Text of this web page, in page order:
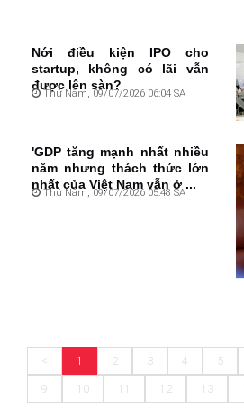
Nới điều kiện IPO cho
startup, không có lãi vẫn
được lên sàn?
Thứ Năm, 09/07/2026 06:04 SA
'GDP tăng mạnh nhất nhiều
năm nhưng thách thức lớn
nhất của Việt Nam vẫn ở ...
Thứ Năm, 09/07/2026 05:48 SA
< 1 2 3 4 5
9 10 11 12 13